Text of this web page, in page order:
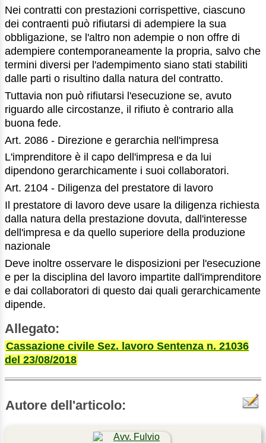
Nei contratti con prestazioni corrispettive, ciascuno
dei contraenti può rifiutarsi di adempiere la sua
obbligazione, se l'altro non adempie o non offre di
adempiere contemporaneamente la propria, salvo che
termini diversi per l'adempimento siano stati stabiliti
dalle parti o risultino dalla natura del contratto.
Tuttavia non può rifiutarsi l'esecuzione se, avuto
riguardo alle circostanze, il rifiuto è contrario alla
buona fede.
Art. 2086 - Direzione e gerarchia nell'impresa
L'imprenditore è il capo dell'impresa e da lui
dipendono gerarchicamente i suoi collaboratori.
Art. 2104 - Diligenza del prestatore di lavoro
Il prestatore di lavoro deve usare la diligenza richiesta
dalla natura della prestazione dovuta, dall'interesse
dell'impresa e da quello superiore della produzione
nazionale
Deve inoltre osservare le disposizioni per l'esecuzione
e per la disciplina del lavoro impartite dall'imprenditore
e dai collaboratori di questo dai quali gerarchicamente
dipende.
Allegato:
Cassazione civile Sez. lavoro Sentenza n. 21036
del 23/08/2018
Autore dell'articolo: